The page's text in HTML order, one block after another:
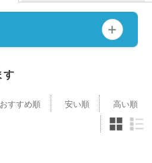
す
おすすめ順 安い順 高い順